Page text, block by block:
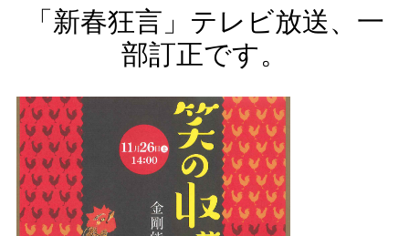
「新春狂言」テレビ放送、一
部訂正です。